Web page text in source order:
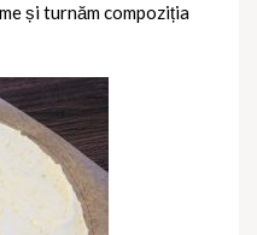
și turnăm compoziția